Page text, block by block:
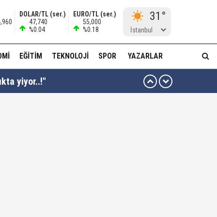
DOLAR/TL (ser.)
47,740
%0.04
EURO/TL (ser.)
55,000
%0.18
31°
İstanbul
EĞITIM TEKNOLOJI SPOR YAZARLAR
yiyor..!"
kararı...
dikkat çekti!